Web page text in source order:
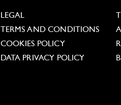
LEGAL
TERMS AND CONDITIONS
COOKIES POLICY
DATA PRIVACY POLICY